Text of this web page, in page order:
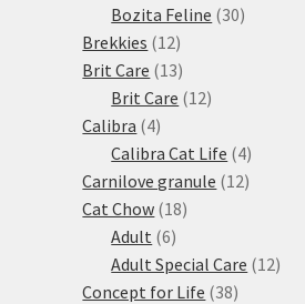
produktů
Bozita Feline 3030
Brekkies 1212
produktů
Brit Care 1313
produktů
Brit Care 1212
Calibra 44
produkty
Calibra Cat Life 44
produkty
Carnilove granule 1212
Cat Chow 1818
Adult 66
produktů
Adult Special Care 1212
Concept for Life 3838